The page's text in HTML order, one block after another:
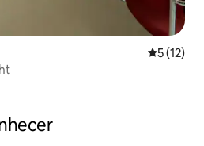
5 de uma
5 (12)